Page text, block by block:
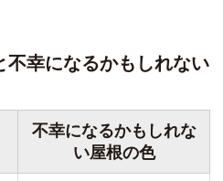
不幸になるかもしれない
不幸になるかもしれな
い屋根の色